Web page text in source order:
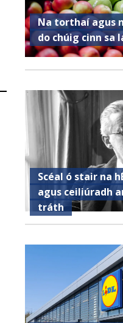
Na torthaí agus
do chúig cinn sa
Scéal ó stair na
agus ceiliúradh
tráth